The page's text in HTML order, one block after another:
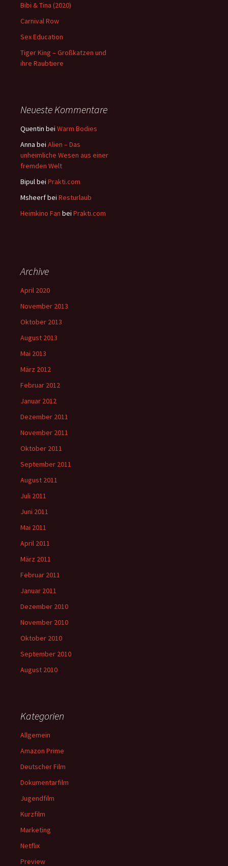
Bibi & Tina (2020)
Carnival Row
Sex Education
Tiger King – Großkatzen und
ihre Raubtiere
Neueste Kommentare
Quentin bei Warm Bodies
Anna bei Alien – Das
unheimliche Wesen aus einer
fremden Welt
Bipulbei Prakti.com
Msheerfbei Resturlaub
Heimkino Fan bei Prakti.com
Archive
April 2020
November 2013
Oktober 2013
August 2013
Mai 2013
März 2012
Februar 2012
Januar 2012
Dezember 2011
November 2011
Oktober 2011
September 2011
August 2011
Juli 2011
Juni 2011
Mai 2011
April 2011
März 2011
Februar 2011
Januar 2011
Dezember 2010
November 2010
Oktober 2010
September 2010
August 2010
Kategorien
Allgemein
Amazon Prime
Deutscher Film
Dokumentarfilm
Jugendfilm
Kurzfilm
Marketing
Netflix
Preview